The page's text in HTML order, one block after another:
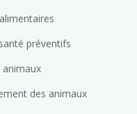
préventifs
animaux
des animaux